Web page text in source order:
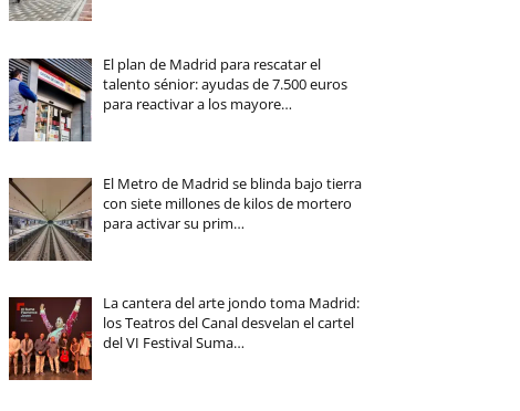
El plan de Madrid para rescatar el
talento sénior: ayudas de 7.500 euros
para reactivar a los mayore…
El Metro de Madrid se blinda bajo tierra
con siete millones de kilos de mortero
para activar su prim…
La cantera del arte jondo toma Madrid:
los Teatros del Canal desvelan el cartel
del VI Festival Suma…